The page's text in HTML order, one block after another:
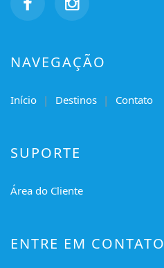
NAVEGAÇÃO
Início Destinos Contato
SUPORTE
Área do Cliente
ENTRE EM CONTATO